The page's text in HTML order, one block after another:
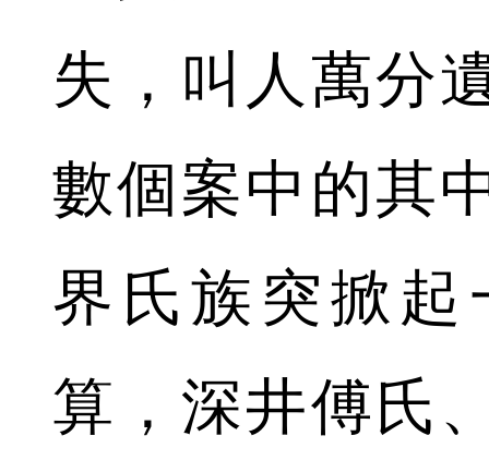
失，叫人萬分
數個案中的其
界氏族突掀
算，深井傅氏